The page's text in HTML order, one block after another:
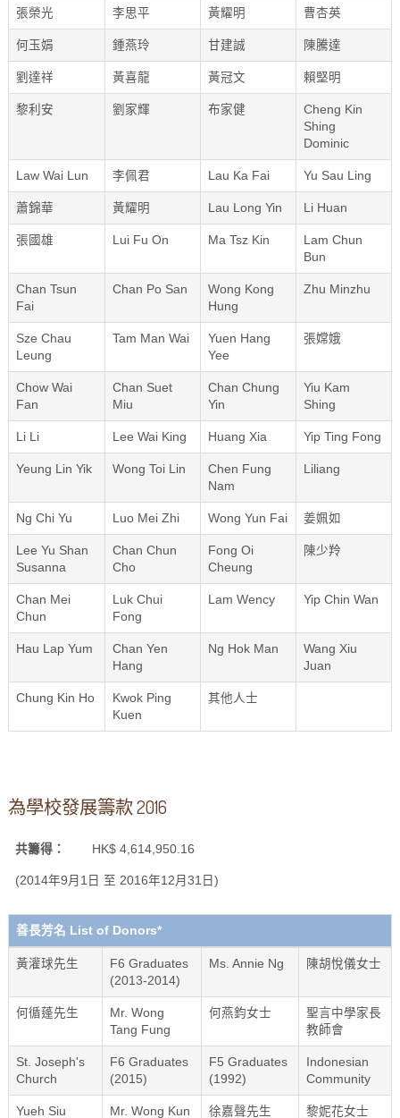
張榮光 李思平 黃耀明 曹杏英
何玉娟 鍾燕玲 甘建誠 陳騰達
劉達祥 黃喜龍 黃冠文 賴堅明
黎利安 劉家輝 布家健
Cheng Kin
Shing
Dominic
Law Wai Lun 李佩君 Lau Ka Fai Yu Sau Ling
蕭錦華 黃耀明 Lau Long Yin Li Huan
張國雄 Lui Fu On Ma Tsz Kin
Lam Chun
Bun
Chan Tsun
Fai
Chan Po San
Wong Kong
Hung
Zhu Minzhu
Sze Chau
Leung
Tam Man Wai
Yuen Hang
Yee
張嫦娥
Chow Wai
Fan
Chan Suet
Miu
Chan Chung
Yin
Yiu Kam
Shing
Li Li Lee Wai King Huang Xia Yip Ting Fong
Yeung Lin Yik Wong Toi Lin
Chen Fung
Nam
Liliang
Ng Chi Yu Luo Mei Zhi Wong Yun Fai 姜姵如
Lee Yu Shan
Susanna
Chan Chun
Cho
Fong Oi
Cheung
陳少羚
Chan Mei
Chun
Luk Chui
Fong
Lam Wency Yip Chin Wan
Hau Lap Yum
Chan Yen
Hang
Ng Hok Man
Wang Xiu
Juan
Chung Kin Ho
Kwok Ping
Kuen
其他人士
為學校發展籌款 2016
共籌得： HK$ 4,614,950.16
(2014年9月1日 至 2016年12月31日)
善長芳名 List of Donors*
黃灌球先生
F6 Graduates
(2013-2014)
Ms. Annie Ng 陳胡悅儀女士
何循蓬先生
Mr. Wong
Tang Fung
何燕鈞女士
聖言中學家長
教師會
St. Joseph's
Church
F6 Graduates
(2015)
F5 Graduates
(1992)
Indonesian
Community
Yueh Siu Mr. Wong Kun 徐嘉聲先生 黎妮花女士